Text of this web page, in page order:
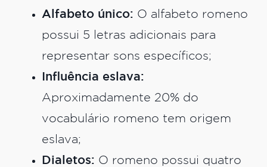
Alfabeto único: O alfabeto romeno
possui 5 letras adicionais para
representar sons específicos;
Influência eslava:
Aproximadamente 20% do
vocabulário romeno tem origem
eslava;
Dialetos: O romeno possui quatro